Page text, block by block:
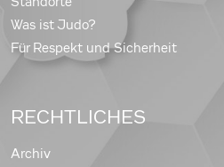
Was ist Judo?
Für Respekt und Sicherheit
RECHTLICHES
Archiv